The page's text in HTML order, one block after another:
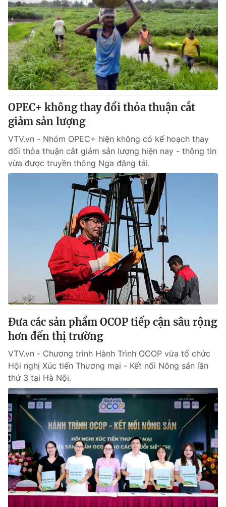
THỜI BÁO VTV
Theo dõi báo trên
Cơ quan chủ quản:Đài Truyền hình Việt Nam
Cơ quan báo chí:Thời báo VTV
Giấy phép hoạt động báo in và báo điện tử số 483/GP-BTTTT
cấp ngày 29/12/2023
Tổng Biên tập:Vũ Thanh Thủy
Phó Tổng Biên tập:Nguyễn Thị Mỹ Hạnh, Phạm Quốc Thắng,
Nguyễn Trọng Ninh
Tổng đài VTV:024.38 355 931 - 024.38 355 932
Ðiện thoại Thời báo VTV:024.66 897 897
toasoan@vtv.vn
Liên hệ quảng cáo:024-7300.7108
thuận bằng văn bản. Ghi rõ nguồn VTV.vn khi phát hành lại
thông tin từ website này.
OPEC+ không thay đổi thỏa thuận cắt
giảm sản lượng
VTV.vn - Nhóm OPEC+ hiện không có kế hoạch thay
đổi thỏa thuận cắt giảm sản lượng hiện nay - thông tin
vừa được truyền thông Nga đăng tải.
Đưa các sản phẩm OCOP tiếp cận sâu rộng
hơn đến thị trường
VTV.vn - Chương trình Hành Trình OCOP vừa tổ chức
Hội nghị Xúc tiến Thương mại - Kết nối Nông sản lần
thứ 3 tại Hà Nội.